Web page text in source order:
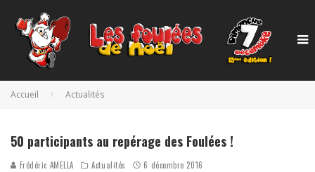
Accueil Actualités
50 participants au repérage des Foulées !
Frédéric AMELLA Actualités 6 décembre 2016